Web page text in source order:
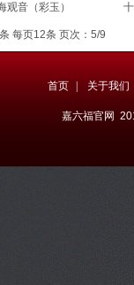
观音（彩玉）
每页12条 页次：5/9
首页 关于我们
嘉六福官网